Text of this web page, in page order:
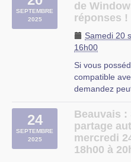
Pour soutenir
demandons
ou votre en-
rejoindre
Les Mercredi
mensuelles
Ces réunions
d’échanger
SEPTEMBRE
2025
de
réponses !
Samedi 20
16h00
Si vous
compatible
demandez
bien être Linux
d’échanger
lever les
24
SEPTEMBRE
2025
Beauvais
partage
mercredi
18h00 à